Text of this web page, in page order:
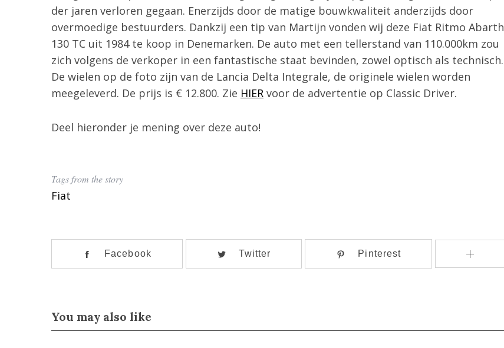
der jaren verloren gegaan. Enerzijds door de matige bouwkwaliteit anderzijds door
overmoedige bestuurders. Dankzij een tip van Martijn vonden wij deze Fiat Ritmo Abarth
130 TC uit 1984 te koop in Denemarken. De auto met een tellerstand van 110.000km zou
zich volgens de verkoper in een fantastische staat bevinden, zowel optisch als technisch.
De wielen op de foto zijn van de Lancia Delta Integrale, de originele wielen worden
meegeleverd. De prijs is € 12.800. Zie HIER voor de advertentie op Classic Driver.
Deel hieronder je mening over deze auto!
Tags from the story
Fiat
Facebook Twitter Pinterest
You may also like
S
h
f